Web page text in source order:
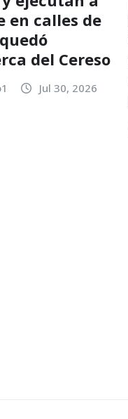
en calles de
del Cereso
Jul 30, 2026